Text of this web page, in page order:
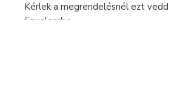
Kérlek a megrendelésnél ezt vedd
figyelembe.